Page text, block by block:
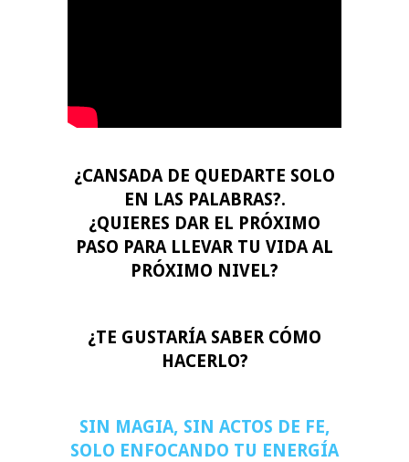
¿CANSADA DE QUEDARTE SOLO
EN LAS PALABRAS?.
¿QUIERES DAR EL PRÓXIMO
PASO PARA LLEVAR TU VIDA AL
PRÓXIMO NIVEL?
¿TE GUSTARÍA SABER CÓMO
HACERLO?
SIN MAGIA, SIN ACTOS DE FE,
SOLO ENFOCANDO TU ENERGÍA